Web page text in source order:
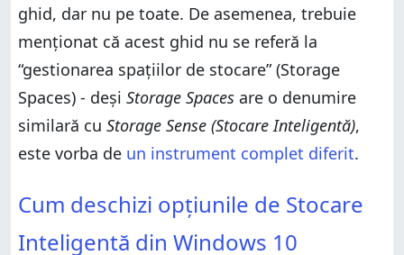
memorie
Cât de des îți cureți sistemul Windows 10 folosind
Stocare inteligentă?
ghid, dar nu pe toate. De asemenea, trebuie
menționat că acest ghid nu se referă la
“gestionarea spațiilor de stocare” (Storage
Spaces) - deși Storage Spaces are o denumire
similară cu Storage Sense (Stocare Inteligentă),
este vorba de un instrument complet diferit.
Windows 10
instrumentul Stocare Inteligentă
Cum deschizi opțiunile de Stocare
Inteligentă din Windows 10